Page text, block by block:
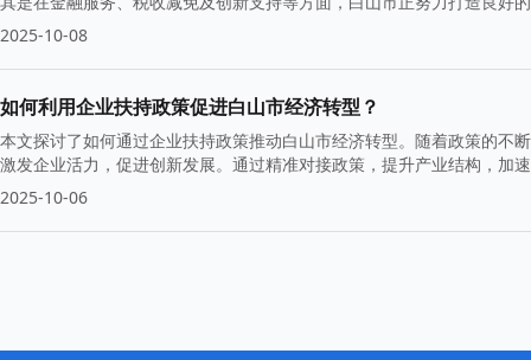
2025-10-08
如何利用企业扶持政策促进白山市经济转型？
本文探讨了如何通过企业扶持政策推动白山市经济转型。随着政策的不
激发企业活力，促进创新发展。通过精准对接政策，提升产业结构，加
2025-10-06